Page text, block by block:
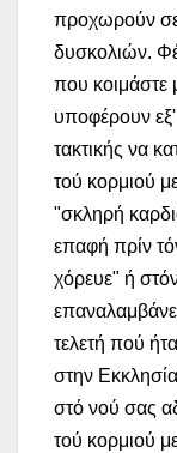
προχωρούν
δυσκολιών.
που κοιμάστε
υποφέρουν εξ'
τακτικής να
τού κορμιού
"σκληρή
επαφή πρίν
χόρευε" ή
τελετή πού
στην
στό νού σας
τού κορμιού